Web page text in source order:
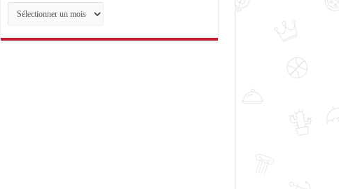
Archives
des
articles…